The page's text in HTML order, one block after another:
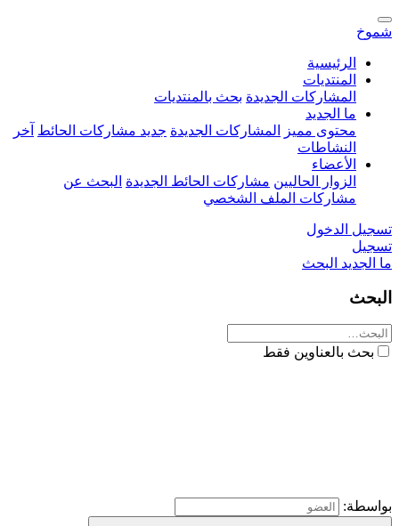
شموخ
الرئيسية
المنتديات
المشاركات الجديدة بحث بالمنتديات
ما الجديد
محتوى مميز
المشاركات الجديدة جديد مشاركات الحائط آخر
النشاطات
الأعضاء
الزوار الحاليين مشاركات الحائط الجديدة البحث عن
مشاركات الملف الشخصي
تسجيل الدخول
تسجيل
ما الجديد البحث
البحث
بحث بالعناوين فقط
بواسطة: